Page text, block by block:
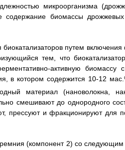
микроорганизма
содержание биомассы
путем
тем, что
активную
в котором содержится 10-12
материал (нановолокна,
смешивают до однородного
прессуют и фракционируют для
(компонент 2) со